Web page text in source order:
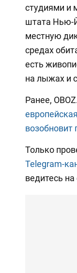
студиями и
штата Нью-
местную
средах
есть
на лыжах и
Ранее,
Только
Telegram-
ведитесь